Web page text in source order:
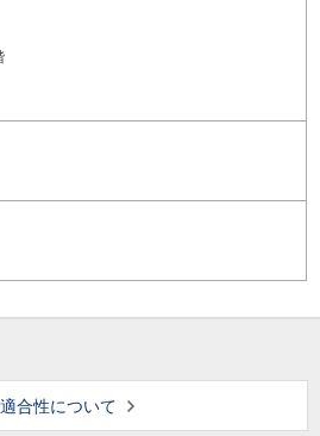
合性について